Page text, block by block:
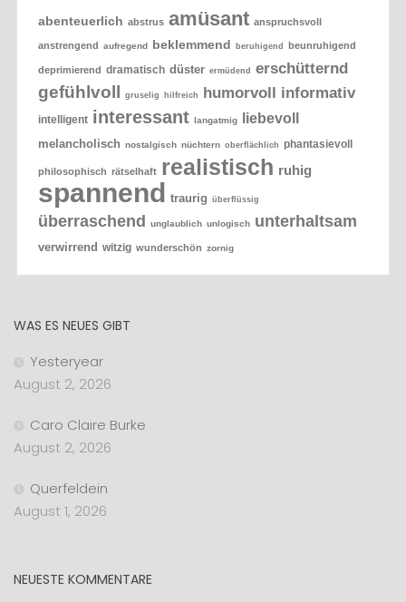
abenteuerlich abstrus amüsant anspruchsvoll
anstrengend aufregend beklemmend beruhigend beunruhigend
deprimierend dramatisch düster ermüdend erschütternd
gefühlvoll gruselig hilfreich humorvoll informativ
intelligent interessant langatmig liebevoll
melancholisch nostalgisch nüchtern oberflächlich phantasievoll
philosophisch rätselhaft realistisch ruhig
spannend traurig überflüssig
überraschend unglaublich unlogisch unterhaltsam
verwirrend witzig wunderschön zornig
WAS ES NEUES GIBT
Yesteryear
August 2, 2026
Caro Claire Burke
August 2, 2026
Querfeldein
August 1, 2026
NEUESTE KOMMENTARE